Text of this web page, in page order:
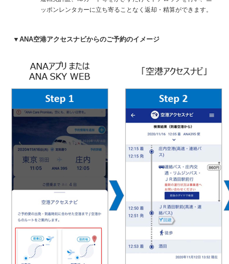
ッポンレンタカーに立ち寄ることなく返却・精算ができます。
▼ANA空港アクセスナビからのご予約のイメージ